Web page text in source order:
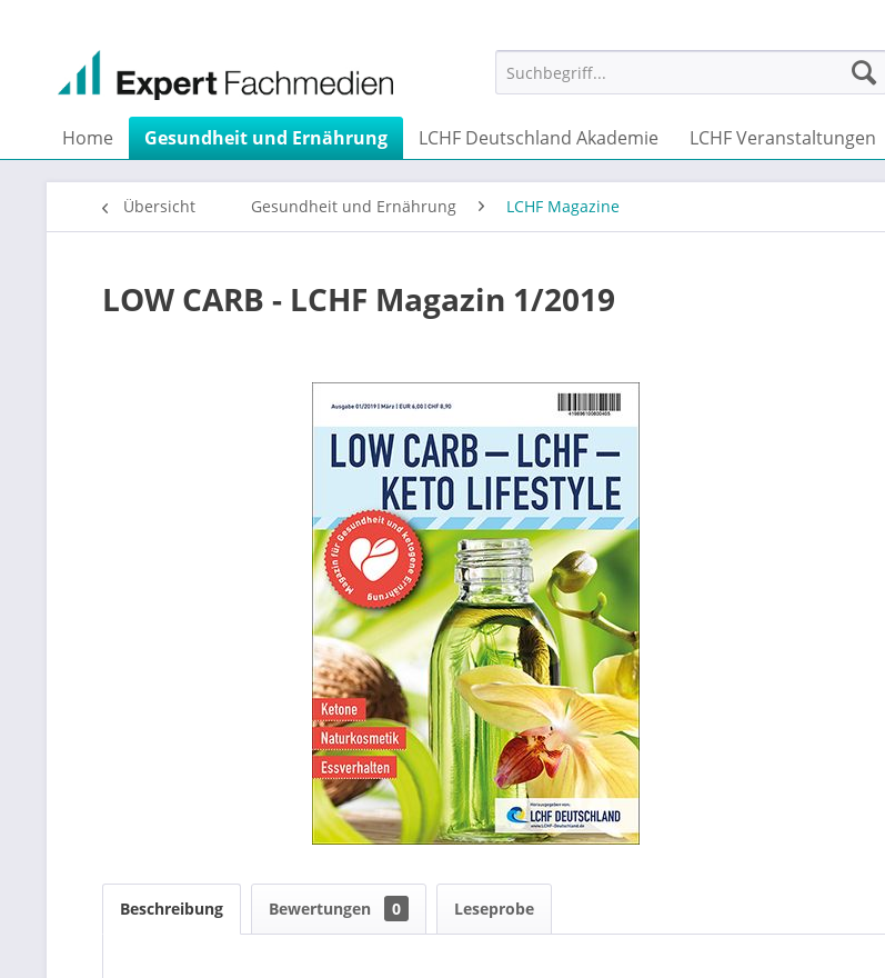
Home Gesundheit und Ernährung LCHF Deutschland Akademie LCHF Veranstaltungen
Übersicht Gesundheit und Ernährung LCHF Magazine
LOW CARB - LCHF Magazin 1/2019
Beschreibung Bewertungen 0 Leseprobe